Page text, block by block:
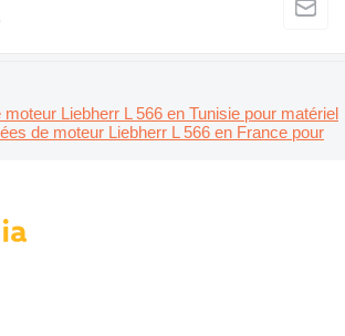
Liebherr L 566 en Tunisie pour matériel
de moteur Liebherr L 566 en France pour